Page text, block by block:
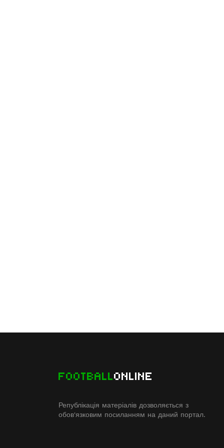
FOOTBALLONLINE
Републікація матеріалів дозволяється з
обов'язковим посиланням на даний портал.